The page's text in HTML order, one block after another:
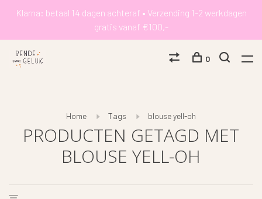
Klarna: betaal 14 dagen achteraf • Verzending 1-2 werkdagen
gratis vanaf €100,-
0
Home Tags blouse yell-oh
PRODUCTEN GETAGD MET
BLOUSE YELL-OH